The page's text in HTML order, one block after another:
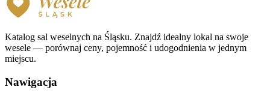
Katalog sal weselnych na Śląsku. Znajdź idealny lokal na swoje
wesele — porównaj ceny, pojemność i udogodnienia w jednym
miejscu.
Nawigacja